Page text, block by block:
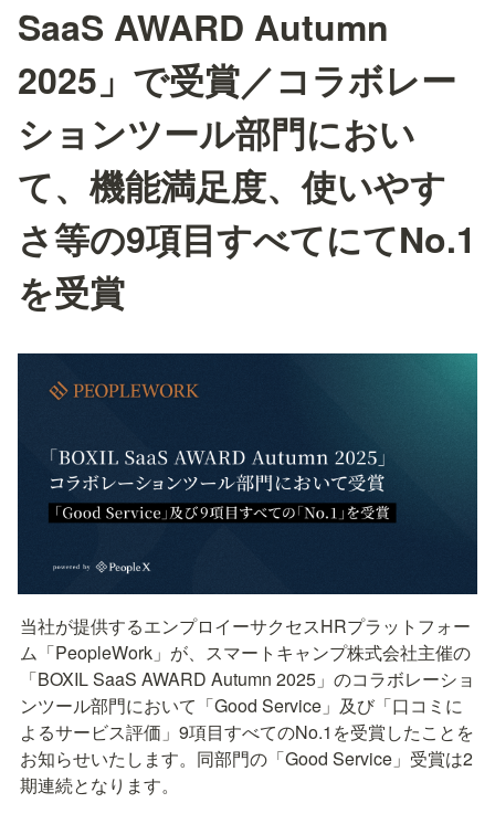
SaaS AWARD Autumn
2025」で受賞／コラボレー
ションツール部門におい
て、機能満足度、使いやす
さ等の9項目すべてにてNo.1
を受賞
当社が提供するエンプロイーサクセスHRプラットフォー
ム「PeopleWork」が、スマートキャンプ株式会社主催の
「BOXIL SaaS AWARD Autumn 2025」のコラボレーショ
ンツール部門において「Good Service」及び「口コミに
よるサービス評価」9項目すべてのNo.1を受賞したことを
お知らせいたします。同部門の「Good Service」受賞は2
期連続となります。